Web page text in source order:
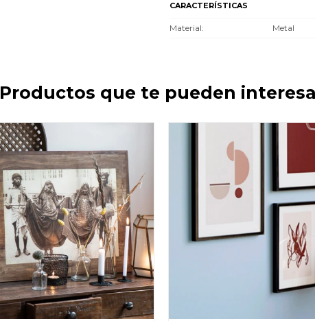
CARACTERÍSTICAS
Material Metal
Productos que te pueden